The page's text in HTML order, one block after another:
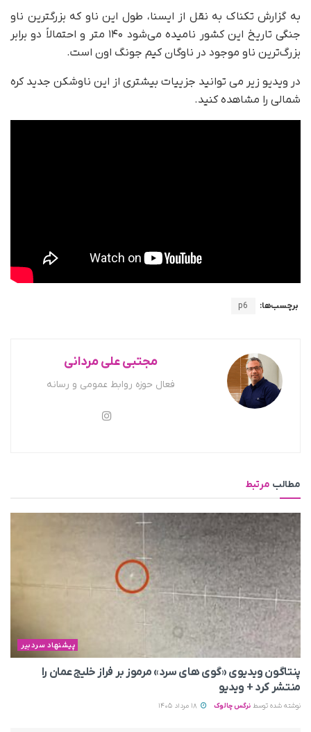
به گزارش تکناک به نقل از ایسنا، طول این ناو که بزرگترین ناو
جنگی تاریخ این کشور نامیده می‌شود ۱۴۰ متر و احتمالاً دو برابر
بزرگ‌ترین ناو موجود در ناوگان کیم جونگ اون است.
در ویدیو زیر می توانید جزییات بیشتری از این ناوشکن جدید کره
شمالی را مشاهده کنید.
برچسب‌ها: p6
مجتبی علی مردانی
فعال حوزه روابط عمومی و رسانه
مطالب مرتبط
پیشنهاد سردبیر
پنتاگون ویدیوی «گوی های سرد» مرموز بر فراز خلیج عمان را
منتشر کرد + ویدیو
نوشته شده توسط نرگس چالوک